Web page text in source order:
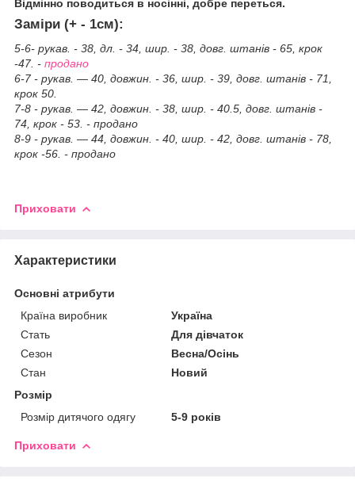
Відмінно поводиться в носінні, добре переться.
Заміри (+ - 1см):
5-6- рукав. - 38, дл. - 34, шир. - 38, довг. штанів - 65, крок
-47. - продано
6-7 - рукав. — 40, довжин. - 36, шир. - 39, довг. штанів - 71,
крок 50.
7-8 - рукав. — 42, довжин. - 38, шир. - 40.5, довг. штанів -
74, крок - 53. - продано
8-9 - рукав. — 44, довжин. - 40, шир. - 42, довг. штанів - 78,
крок -56. - продано
Приховати
Характеристики
Основні атрибути
Країна виробник
Україна
Стать
Для дівчаток
Сезон
Весна/Осінь
Стан
Новий
Розмір
Розмір дитячого одягу
5-9 років
Приховати